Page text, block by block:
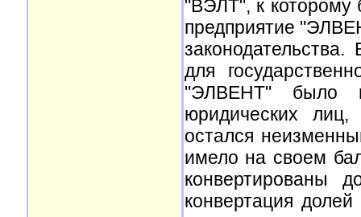
"ВЭЛТ", к
предприятие
для
"ЭЛВЕНТ" было
юридических
остался
имело на своем
конвертированы
конвертация